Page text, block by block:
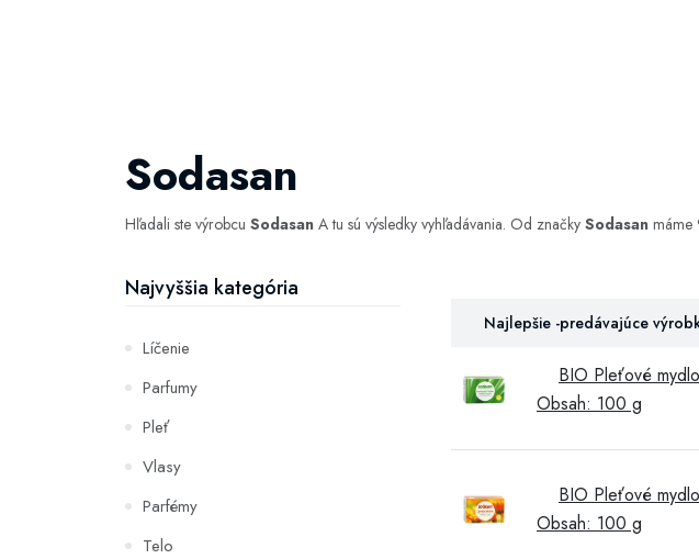
Sodasan
Hľadali ste výrobcu Sodasan A tu sú výsledky vyhľadávania. Od značky Sodasan máme
Najvyššia kategória
Líčenie
Parfumy
Pleť
Vlasy
Parfémy
Telo
Najlepšie -predávajúce
BIO Pleťové
Obsah: 100 g
BIO Pleťové
Obsah: 100 g